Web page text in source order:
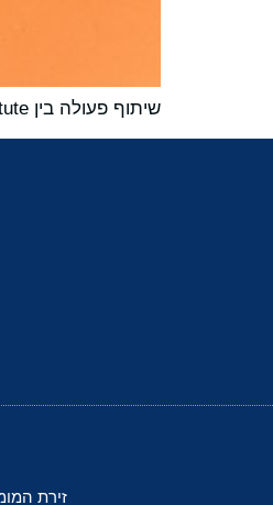
שיתוף פעולה בין Bascom Palmer Eye Institute ו-Provectus Biopharmaceuticals
זירת